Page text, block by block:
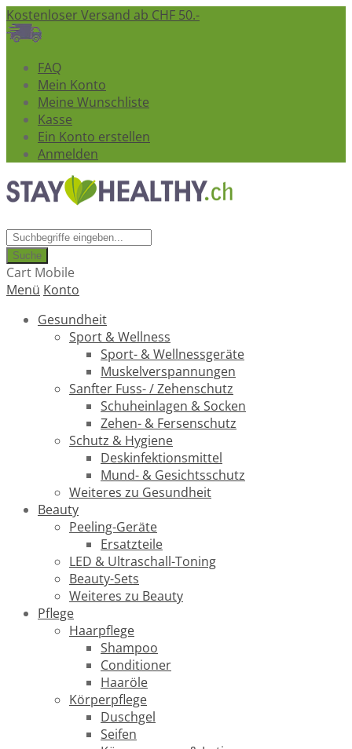
Kostenloser Versand ab CHF 50.-
FAQ
Mein Konto
Meine Wunschliste
Kasse
Ein Konto erstellen
Anmelden
Suche
Cart Mobile
Menü Konto
Gesundheit
Sport & Wellness
Sport- & Wellnessgeräte
Muskelverspannungen
Sanfter Fuss- / Zehenschutz
Schuheinlagen & Socken
Zehen- & Fersenschutz
Schutz & Hygiene
Deskinfektionsmittel
Mund- & Gesichtsschutz
Weiteres zu Gesundheit
Beauty
Peeling-Geräte
Ersatzteile
LED & Ultraschall-Toning
Beauty-Sets
Weiteres zu Beauty
Pflege
Haarpflege
Shampoo
Conditioner
Haaröle
Körperpflege
Duschgel
Seifen